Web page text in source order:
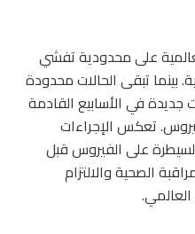
على محدودية تفشي
بينما تبقى الحالات محدودة
جديدة في الأسابيع القادمة
تعكس الإجراءات
على الفيروس قبل
الصحية والالتزام